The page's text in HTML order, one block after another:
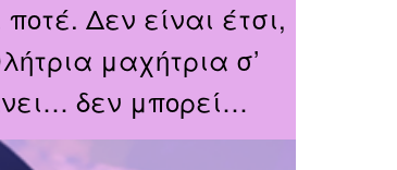
Δεν είναι έτσι,
μαχήτρια σ’
δεν μπορεί…